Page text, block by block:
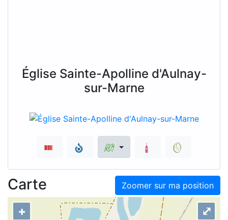
Église Sainte-Apolline d'Aulnay-
sur-Marne
Zoomer sur ma position
Carte
+
⤢